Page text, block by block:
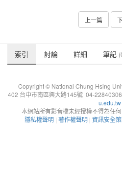
上一篇
索引 討論 詳細 筆記
Copyright © National Chung Hsing
402 台中市南區興大路145號 04-
u.edu.tw
本網站所有影音檔未經授權不得為任
隱私權聲明 | 著作權聲明 | 資訊安全